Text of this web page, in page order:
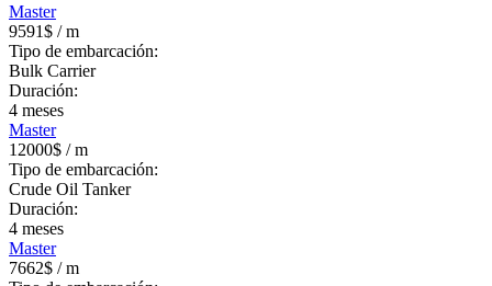
Master
9591$ / m
Tipo de embarcación:
Bulk Carrier
Duración:
4 meses
Master
12000$ / m
Tipo de embarcación:
Crude Oil Tanker
Duración:
4 meses
Master
7662$ / m